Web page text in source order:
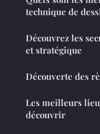
technique de
Découvrez les
et stratégique
Découverte des
Les meilleurs
découvrir